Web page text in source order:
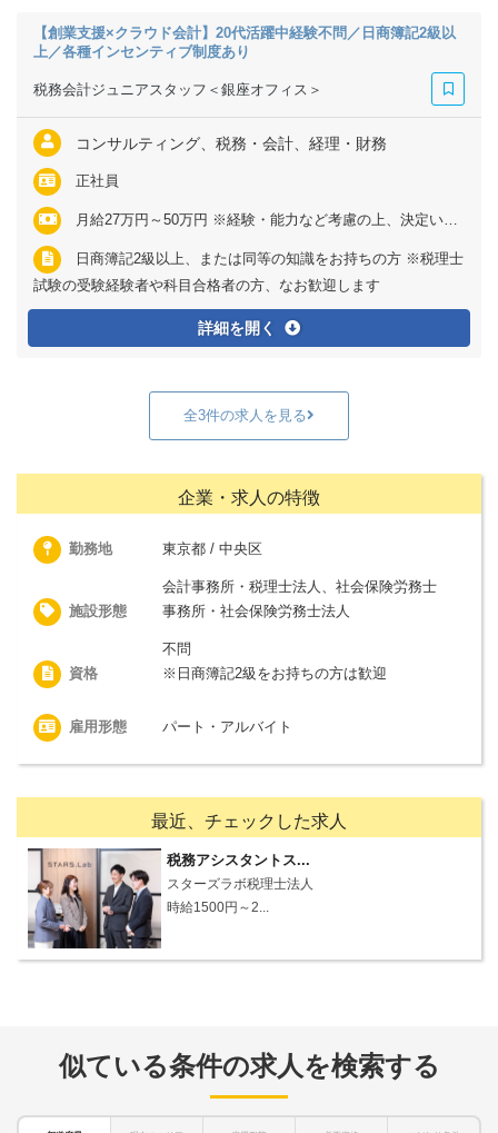
【創業支援×クラウド会計】20代活躍中経験不問／日商簿記2級以
上／各種インセンティブ制度あり
税務会計ジュニアスタッフ＜銀座オフィス＞
コンサルティング、税務・会計、経理・財務
正社員
月給27万円～50万円 ※経験・能力など考慮の上、決定いたします ※上記に固定残業代（月40時間分＝6万4290円～11万9050円）を含む ※超過分は別途全額支給
日商簿記2級以上、または同等の知識をお持ちの方 ※税理士
試験の受験経験者や科目合格者の方、なお歓迎します
詳細を開く
全3件の求人を見る
企業・求人の特徴
勤務地 東京都 / 中央区
施設形態
会計事務所・税理士法人、社会保険労務士
事務所・社会保険労務士法人
資格
不問
※日商簿記2級をお持ちの方は歓迎
雇用形態 パート・アルバイト
最近、チェックした求人
税務アシスタントス...
スターズラボ税理士法人
時給1500円～2...
似ている条件の求人を検索する